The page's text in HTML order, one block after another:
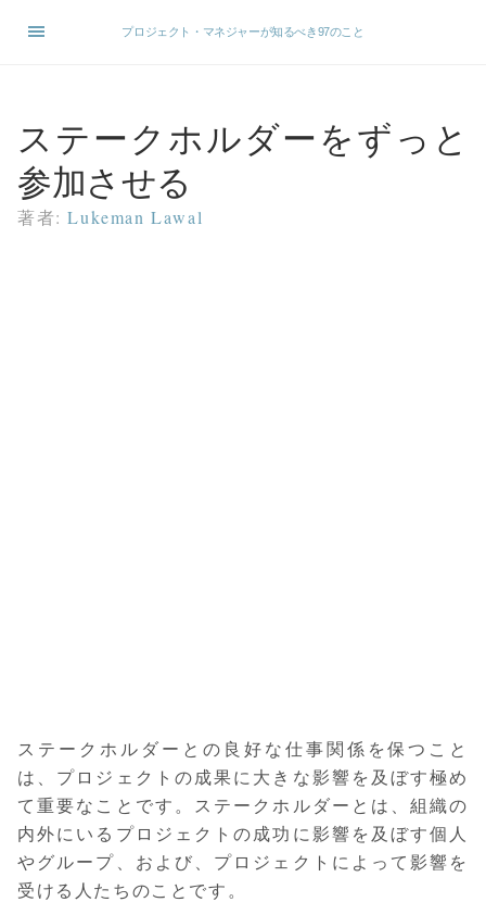
プロジェクト・マネジャーが知るべき97のこと
ステークホルダーをずっと
参加させる
著者:Lukeman Lawal
ステークホルダーとの良好な仕事関係を保つこと
は、プロジェクトの成果に大きな影響を及ぼす極め
て重要なことです。ステークホルダーとは、組織の
内外にいるプロジェクトの成功に影響を及ぼす個人
やグループ、および、プロジェクトによって影響を
受ける人たちのことです。